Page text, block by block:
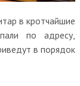
в кротчайшие
по адресу,
в порядок